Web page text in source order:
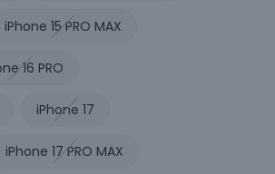
iPhone 15 PRO MAX
16 PRO
iPhone 17
iPhone 17 PRO MAX